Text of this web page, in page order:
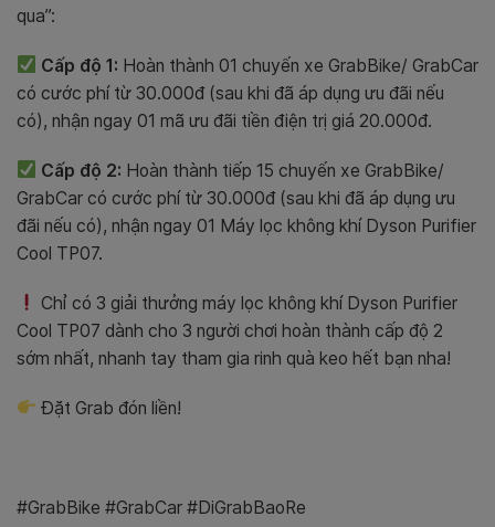
qua”:
Cấp độ 1: Hoàn thành 01 chuyến xe GrabBike/ GrabCar
có cước phí từ 30.000đ (sau khi đã áp dụng ưu đãi nếu
có), nhận ngay 01 mã ưu đãi tiền điện trị giá 20.000đ.
Cấp độ 2: Hoàn thành tiếp 15 chuyến xe GrabBike/
GrabCar có cước phí từ 30.000đ (sau khi đã áp dụng ưu
đãi nếu có), nhận ngay 01 Máy lọc không khí Dyson Purifier
Cool TP07.
Chỉ có 3 giải thưởng máy lọc không khí Dyson Purifier
Cool TP07 dành cho 3 người chơi hoàn thành cấp độ 2
sớm nhất, nhanh tay tham gia rinh quà keo hết bạn nha!
Đặt Grab đón liền!
#GrabBike #GrabCar #DiGrabBaoRe